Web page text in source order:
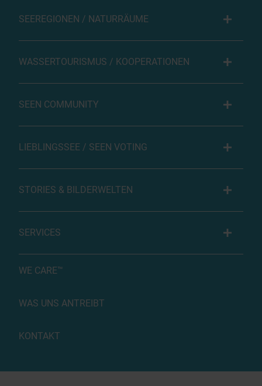
SEEREGIONEN / NATURRÄUME
WASSERTOURISMUS / KOOPERATIONEN
SEEN COMMUNITY
LIEBLINGSSEE / SEEN VOTING
STORIES & BILDERWELTEN
SERVICES
WE CARE™
WAS UNS ANTREIBT
KONTAKT